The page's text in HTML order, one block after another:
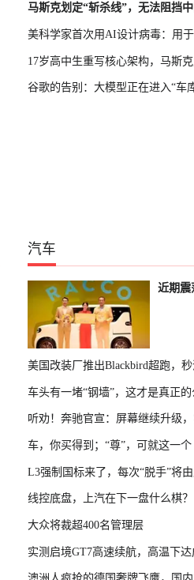
马斯克划定“斩杀线”，无法阻挡
美科学家首次用AI设计病毒：用
17岁高中生重写核心架构，马斯
谷歌的告别：大模型正在进入“车
汽车
近期震
美国改装厂推出Blackbird超跑，
车头有一堵“钢墙”，这才是真正
听劝！奔驰官宣：屏幕继续升级
车，你买得到；“尊”，可就这一个
L3强制国标来了，每次“脱手”将由
线控底盘，上汽在下一盘什么棋？
大众将裁超400名管理层
实测启境GT7高速续航，高温下